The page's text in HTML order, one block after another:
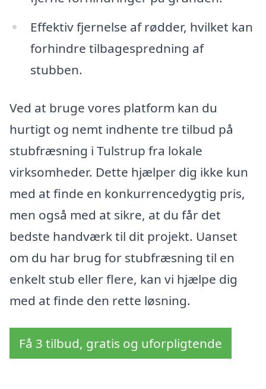
Effektiv fjernelse af rødder, hvilket kan
forhindre tilbagespredning af
stubben.
Ved at bruge vores platform kan du
hurtigt og nemt indhente tre tilbud på
stubfræsning i Tulstrup fra lokale
virksomheder. Dette hjælper dig ikke kun
med at finde en konkurrencedygtig pris,
men også med at sikre, at du får det
bedste handværk til dit projekt. Uanset
om du har brug for stubfræsning til en
enkelt stub eller flere, kan vi hjælpe dig
med at finde den rette løsning.
Få 3 tilbud, gratis og uforpligtende